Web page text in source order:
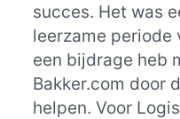
succes. Het was
leerzame periode
een bijdrage heb
Bakker.com door
helpen. Voor